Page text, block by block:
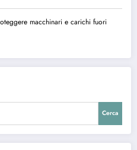
macchinari e carichi fuori
Cerca